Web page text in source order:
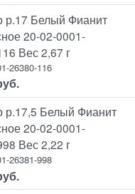
р.17 Белый Фианит
20-02-0001-
Вес 2,67 г
26380-116
р.17,5 Белый Фианит
20-02-0001-
Вес 2,22 г
26381-998